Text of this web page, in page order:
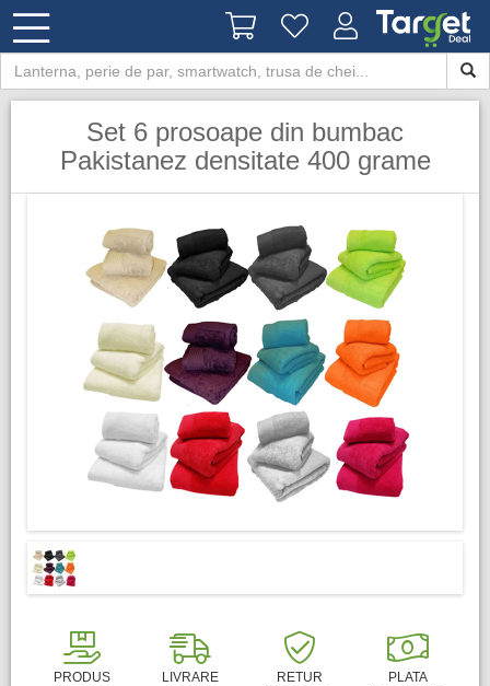
Set 6 prosoape din bumbac
Pakistanez densitate 400 grame
PRODUS
LIVRARE
RETUR
PLATA